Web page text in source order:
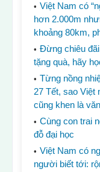
Việt Nam có
hơn 2.000m
khoảng 80km,
Đừng chiêu
tặng quà, hãy
Từng nồng
27 Tết, sao Việt
cũng khen là
Cùng con trai
đỗ đại học
Việt Nam có
người biết tới: